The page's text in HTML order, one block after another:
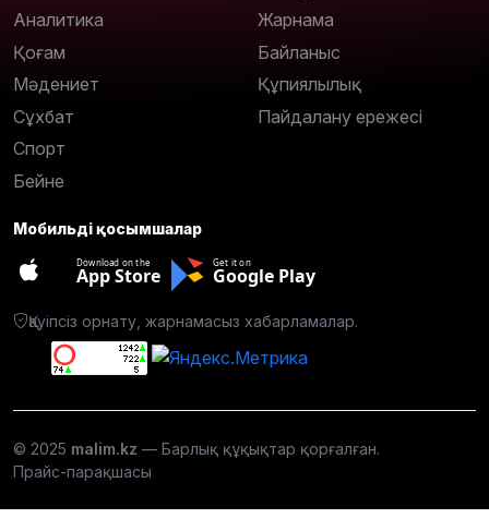
Аналитика
Қоғам
Мәдениет
Сұхбат
Спорт
Бейне
Жарнама
Байланыс
Құпиялылық
Пайдалану ережесі
Мобильді қосымшалар
Download on the
App Store
Get it on
Google Play
Қауіпсіз орнату, жарнамасыз хабарламалар.
© 2025 malim.kz — Барлық құқықтар қорғалған.
Прайс-парақшасы